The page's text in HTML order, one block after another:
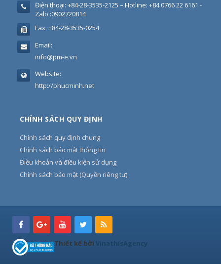
Điện thoại: +84-28-3535-2125 – Hotline: +84 0766 22 6161 -
Zalo :0902720814
Fax: +84-28-3535-0254
Email:
info@pm-e.vn
Website:
http://phucminh.net
CHÍNH SÁCH QUY ĐỊNH
Chính sách quy định chung
Chính sách bảo mật thông tin
Điều khoản và điều kiện sử dụng
Chính sách bảo mật (Quyền riêng tư)
Thiết kế bởi VinathisAgency